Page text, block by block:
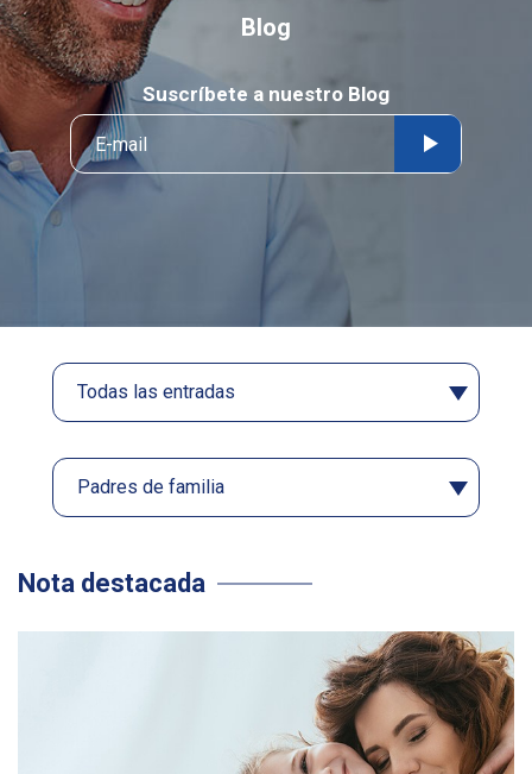
Blog
Suscríbete a nuestro Blog
Nota destacada